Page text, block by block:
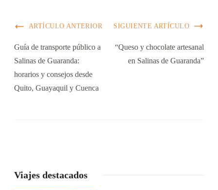
ARTÍCULO ANTERIOR
Guía de transporte público a
Salinas de Guaranda:
horarios y consejos desde
Quito, Guayaquil y Cuenca
SIGUIENTE ARTÍCULO
“Queso y chocolate artesanal
en Salinas de Guaranda”
Viajes destacados